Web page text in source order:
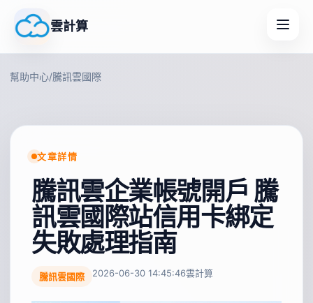
雲計算
幫助中心/騰訊雲國際
文章詳情
騰訊雲企業帳號開戶 騰
訊雲國際站信用卡綁定
失敗處理指南
騰訊雲國際 2026-06-30 14:45:46雲計算